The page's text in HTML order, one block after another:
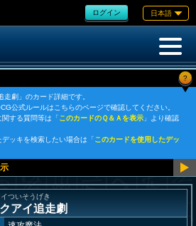
ログイン 日本語
?
劇」のカード詳細です。
公式ルールはこちらのページで確認してください。
関する質問等は「このカードのＱ＆Ａを表示 」より確認
デッキを検索したい場合は「このカードを使用したデッ
ついそうげき
アイ追走劇